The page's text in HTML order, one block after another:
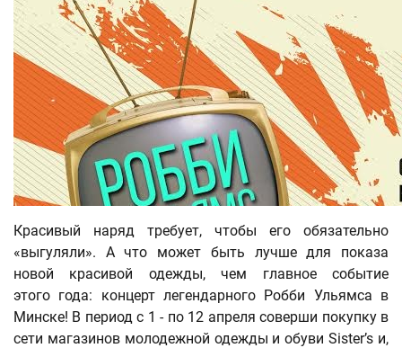
Красивый наряд требует, чтобы его обязательно
«выгуляли». А что может быть лучше для показа
новой красивой одежды, чем главное событие
этого года: концерт легендарного Робби Ульямса в
Минске! В период с 1 - по 12 апреля соверши покупку в
сети магазинов молодежной одежды и обуви Sister’s и,